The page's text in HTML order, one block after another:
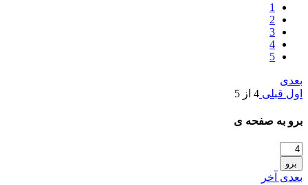
1
2
3
4
5
بعدی
اول قبلی 4 از 5
برو به صفحه ی
برو
بعدی آخر